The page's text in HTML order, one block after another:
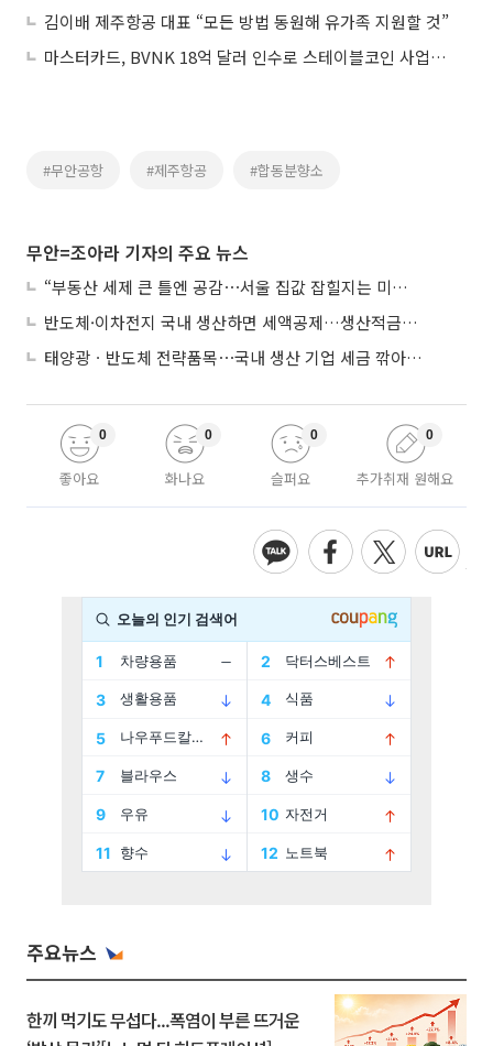
김이배 제주항공 대표 “모든 방법 동원해 유가족 지원할 것”
마스터카드, BVNK 18억 달러 인수로 스테이블코인 사업 본격 확장
#무안공항 #제주항공 #합동분향소
무안=조아라 기자의 주요 뉴스
“부동산 세제 큰 틀엔 공감⋯서울 집값 잡힐지는 미지수”
반도체·이차전지 국내 생산하면 세액공제…생산적금융 ISA 신설
태양광ㆍ반도체 전략품목⋯국내 생산 기업 세금 깎아준다
좋아요
0
화나요
0
슬퍼요
0
추가취재 원해요
0
주요뉴스
한끼 먹기도 무섭다...폭염이 부른 뜨거운